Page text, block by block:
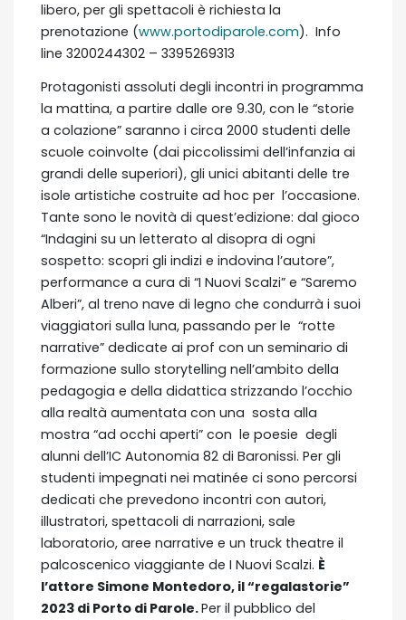
libero, per gli spettacoli è richiesta la
prenotazione (www.portodiparole.com). Info
line 3200244302 – 3395269313
Protagonisti assoluti degli incontri in programma
la mattina, a partire dalle ore 9.30, con le “storie
a colazione” saranno i circa 2000 studenti delle
scuole coinvolte (dai piccolissimi dell’infanzia ai
grandi delle superiori), gli unici abitanti delle tre
isole artistiche costruite ad hoc per l’occasione.
Tante sono le novità di quest’edizione: dal gioco
“Indagini su un letterato al disopra di ogni
sospetto: scopri gli indizi e indovina l’autore”,
performance a cura di “I Nuovi Scalzi” e “Saremo
Alberi”, al treno nave di legno che condurrà i suoi
viaggiatori sulla luna, passando per le “rotte
narrative” dedicate ai prof con un seminario di
formazione sullo storytelling nell’ambito della
pedagogia e della didattica strizzando l’occhio
alla realtà aumentata con una sosta alla
mostra “ad occhi aperti” con le poesie degli
alunni dell’IC Autonomia 82 di Baronissi. Per gli
studenti impegnati nei matinée ci sono percorsi
dedicati che prevedono incontri con autori,
illustratori, spettacoli di narrazioni, sale
laboratorio, aree narrative e un truck theatre il
palcoscenico viaggiante de I Nuovi Scalzi. È
l’attore Simone Montedoro, il “regalastorie”
2023 di Porto di Parole.Per il pubblico del